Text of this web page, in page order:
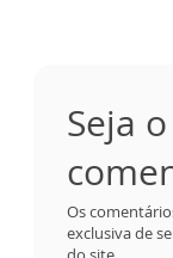
Seja
Os
exclusiva de